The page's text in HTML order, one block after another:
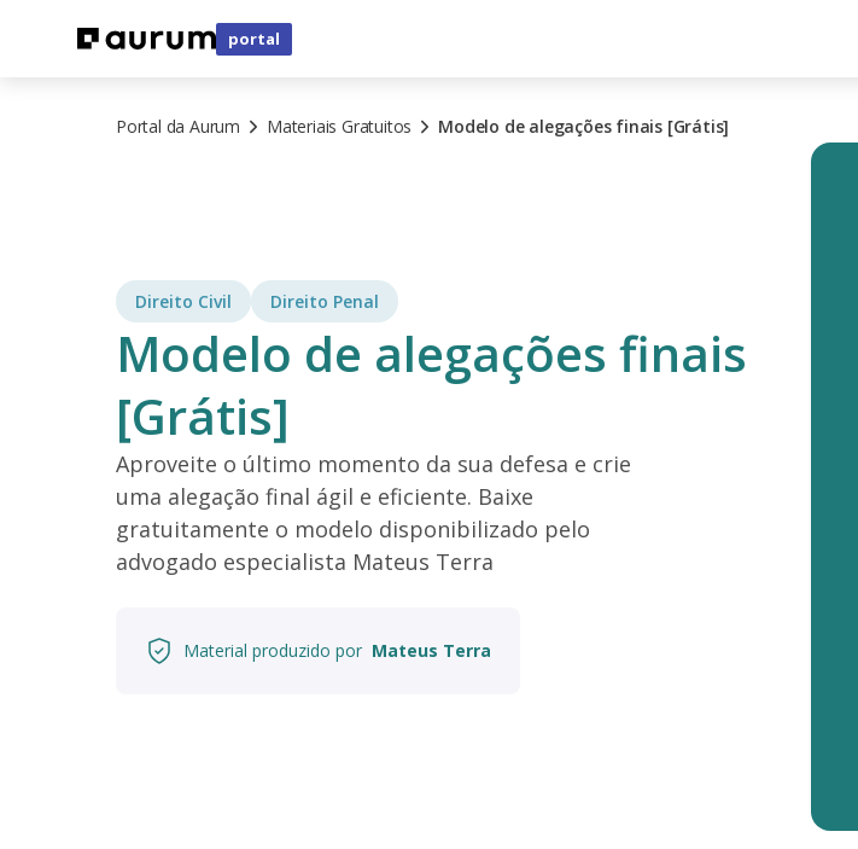
portal
Portal da Aurum Materiais Gratuitos Modelo de alegações finais [Grátis]
Direito Civil Direito Penal
Modelo de alegações finais
[Grátis]
Aproveite o último momento da sua defesa e crie
uma alegação final ágil e eficiente. Baixe
gratuitamente o modelo disponibilizado pelo
advogado especialista Mateus Terra
Material produzido por Mateus Terra